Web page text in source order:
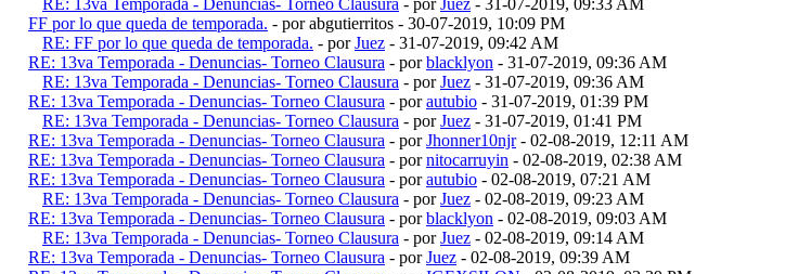
FF por lo que queda de temporada. - por abgutierritos - 30-07-2019, 10:09 PM
RE: FF por lo que queda de temporada. - porJuez - 31-07-2019, 09:42 AM
RE: 13va Temporada - Denuncias- Torneo Clausura - porblacklyon - 31-07-2019, 09:36 AM
RE: 13va Temporada - Denuncias- Torneo Clausura - porJuez - 31-07-2019, 09:36 AM
RE: 13va Temporada - Denuncias- Torneo Clausura - porautubio - 31-07-2019, 01:39 PM
RE: 13va Temporada - Denuncias- Torneo Clausura - porJuez - 31-07-2019, 01:41 PM
RE: 13va Temporada - Denuncias- Torneo Clausura - porJhonner10njr- 02-08-2019, 12:11 AM
RE: 13va Temporada - Denuncias- Torneo Clausura - pornitocarruyin - 02-08-2019, 02:38 AM
RE: 13va Temporada - Denuncias- Torneo Clausura - porautubio - 02-08-2019, 07:21 AM
RE: 13va Temporada - Denuncias- Torneo Clausura - porJuez - 02-08-2019, 09:23 AM
RE: 13va Temporada - Denuncias- Torneo Clausura - porblacklyon - 02-08-2019, 09:03 AM
RE: 13va Temporada - Denuncias- Torneo Clausura - porJuez - 02-08-2019, 09:14 AM
RE: 13va Temporada - Denuncias- Torneo Clausura - porJuez - 02-08-2019, 09:39 AM